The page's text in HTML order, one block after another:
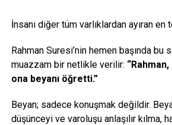
İnsanı diğer tüm varlıklardan ayıran
Rahman Suresi’nin hemen başında bu
muazzam bir netlikle verilir:
ona beyanı öğretti.”
Beyan; sadece konuşmak değildir.
düşünceyi ve varoluşu anlaşılır kılma,